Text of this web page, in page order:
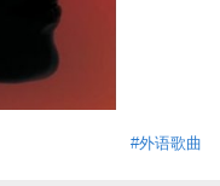
#外语歌曲